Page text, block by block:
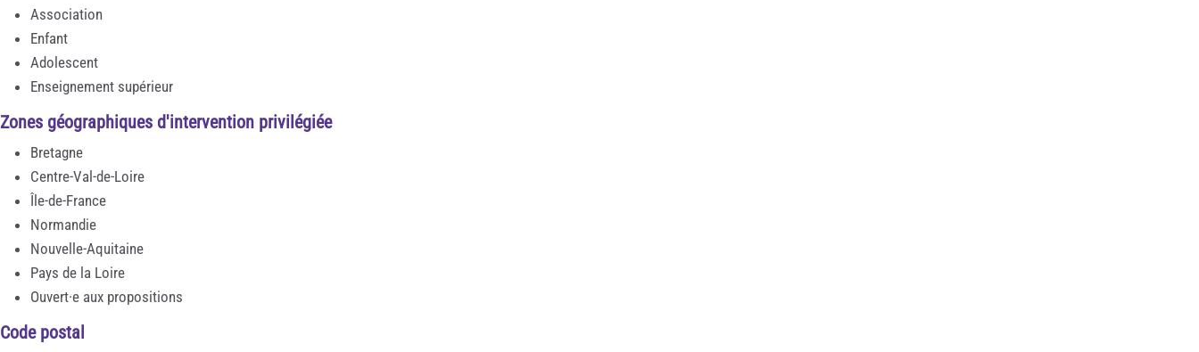
Association
Enfant
Adolescent
Enseignement supérieur
Zones géographiques d'intervention privilégiée
Bretagne
Centre-Val-de-Loire
Île-de-France
Normandie
Nouvelle-Aquitaine
Pays de la Loire
Ouvert·e aux propositions
Code postal